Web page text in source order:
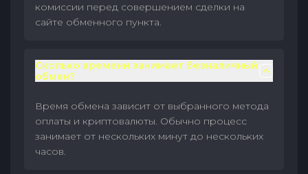
комиссии перед совершением сделки на
сайте обменного пункта.
Сколько времени занимает безналичный
обмен?
Время обмена зависит от выбранного метода
оплаты и криптовалюты. Обычно процесс
занимает от нескольких минут до нескольких
часов.